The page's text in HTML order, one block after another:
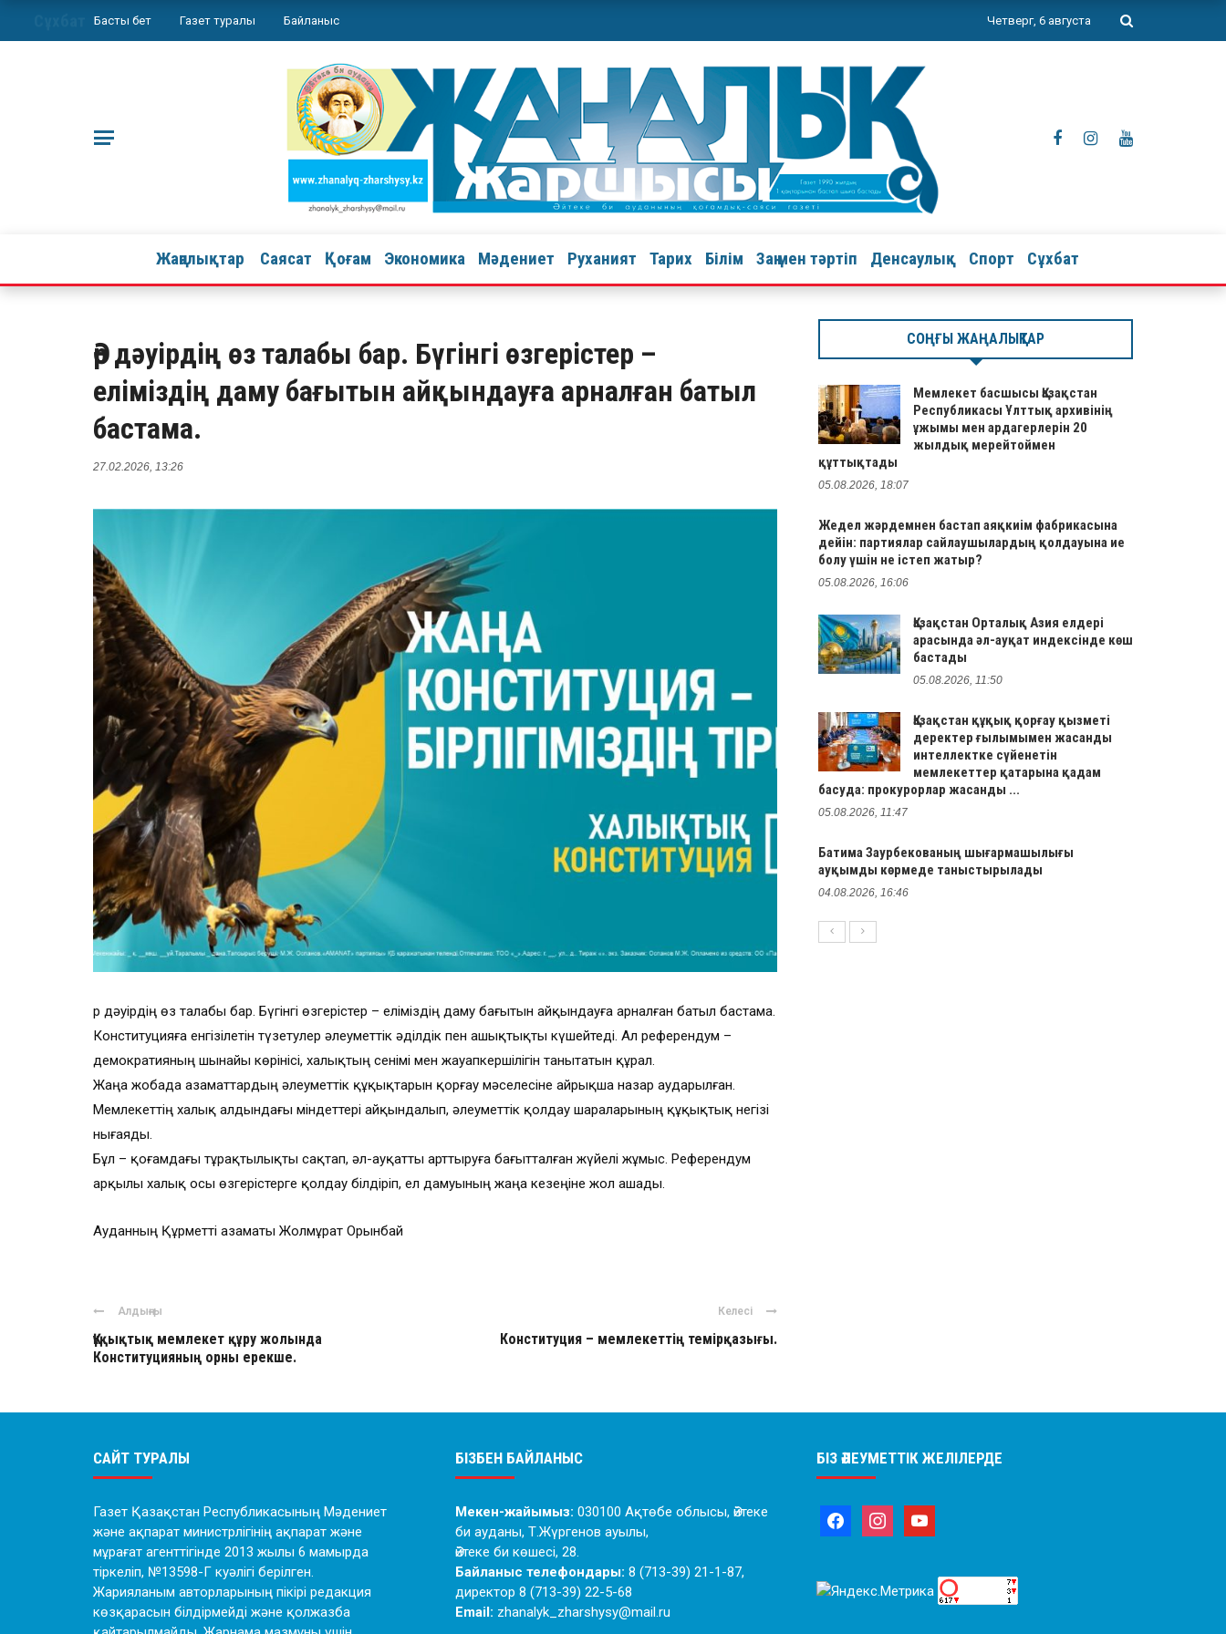
Басты бет Газет туралы Байланыс Четверг, 6 августа
Жаңалықтар Саясат Қоғам Экономика Мәдениет Руханият Тарих Білім Заң мен тәртіп Денсаулық Спорт Сұхбат
Әр дәуірдің өз талабы бар. Бүгінгі өзгерістер –
еліміздің даму бағытын айқындауға арналған батыл
бастама.
27.02.2026, 13:26
Әр дәуірдің өз талабы бар. Бүгінгі өзгерістер – еліміздің даму бағытын айқындауға арналған батыл бастама.
Конституцияға енгізілетін түзетулер әлеуметтік әділдік пен ашықтықты күшейтеді. Ал референдум –
демократияның шынайы көрінісі, халықтың сенімі мен жауапкершілігін танытатын құрал.
Жаңа жобада азаматтардың әлеуметтік құқықтарын қорғау мәселесіне айрықша назар аударылған.
Мемлекеттің халық алдындағы міндеттері айқындалып, әлеуметтік қолдау шараларының құқықтық негізі
нығаяды.
Бұл – қоғамдағы тұрақтылықты сақтап, әл-ауқатты арттыруға бағытталған жүйелі жұмыс. Референдум
арқылы халық осы өзгерістерге қолдау білдіріп, ел дамуының жаңа кезеңіне жол ашады.
Ауданның Құрметті азаматы Жолмұрат Орынбай
Алдыңғы
Құқықтық мемлекет құру жолында
Конституцияның орны ерекше.
Келесі
Конституция – мемлекеттің темірқазығы.
СОҢҒЫ ЖАҢАЛЫҚТАР
Мемлекет басшысы Қазақстан
Республикасы Ұлттық архивінің
ұжымы мен ардагерлерін 20
жылдық мерейтоймен
құттықтады
05.08.2026, 18:07
Жедел жәрдемнен бастап аяқкиім фабрикасына
дейін: партиялар сайлаушылардың қолдауына ие
болу үшін не істеп жатыр?
05.08.2026, 16:06
Қазақстан Орталық Азия елдері
арасында әл-ауқат индексінде көш
бастады
05.08.2026, 11:50
Қазақстан құқық қорғау қызметі
деректер ғылымымен жасанды
интеллектке сүйенетін
мемлекеттер қатарына қадам
басуда: прокурорлар жасанды ...
05.08.2026, 11:47
Батима Заурбекованың шығармашылығы
ауқымды көрмеде таныстырылады
04.08.2026, 16:46
САЙТ ТУРАЛЫ
Газет Қазақстан Республикасының Мәдениет
және ақпарат министрлігінің ақпарат және
мұрағат агенттігінде 2013 жылы 6 мамырда
тіркеліп, №13598-Г куәлігі берілген.
Жарияланым авторларының пікірі редакция
көзқарасын білдірмейді және қолжазба
БІЗБЕН БАЙЛАНЫС
Мекен-жайымыз: 030100 Ақтөбе облысы, Әйтеке
би ауданы, Т.Жүргенов ауылы,
Әйтеке би көшесі, 28.
Байланыс телефондары: 8 (713-39) 21-1-87,
директор 8 (713-39) 22-5-68
Email: zhanalyk_zharshysy@mail.ru
БІЗ ӘЛЕУМЕТТІК ЖЕЛІЛЕРДЕ